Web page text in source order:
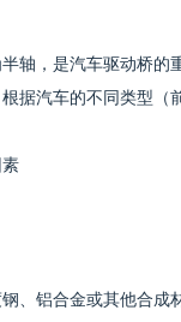
轴，是汽车驱动桥
据汽车的不同类型
、铝合金或其他合